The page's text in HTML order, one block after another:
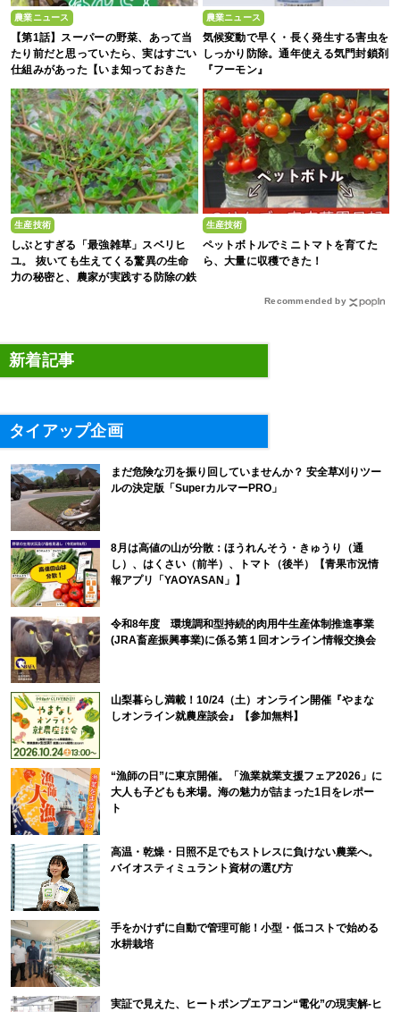
農業ニュース
【第1話】スーパーの野菜、あって当
たり前だと思っていたら、実はすごい
仕組みがあった【いま知っておきた
い、これからの”食”の話】
農業ニュース
気候変動で早く・長く発生する害虫を
しっかり防除。通年使える気門封鎖剤
『フーモン』
生産技術
しぶとすぎる「最強雑草」スベリヒ
ユ。 抜いても生えてくる驚異の生命
力の秘密と、農家が実践する防除の鉄
生産技術
ペットボトルでミニトマトを育てた
ら、大量に収穫できた！
Recommended by
新着記事
タイアップ企画
まだ危険な刃を振り回していませんか？ 安全草刈りツー
ルの決定版「SuperカルマーPRO」
8月は高値の山が分散：ほうれんそう・きゅうり（通
し）、はくさい（前半）、トマト（後半）【青果市況情
報アプリ「YAOYASAN」】
令和8年度 環境調和型持続的肉用牛生産体制推進事業
(JRA畜産振興事業)に係る第１回オンライン情報交換会
山梨暮らし満載！10/24（土）オンライン開催『やまな
しオンライン就農座談会』【参加無料】
“漁師の日”に東京開催。「漁業就業支援フェア2026」に
大人も子どもも来場。海の魅力が詰まった1日をレポー
ト
高温・乾燥・日照不足でもストレスに負けない農業へ。
バイオスティミュラント資材の選び方
手をかけずに自動で管理可能！小型・低コストで始める
水耕栽培
実証で見えた、ヒートポンプエアコン“電化”の現実解-ヒ